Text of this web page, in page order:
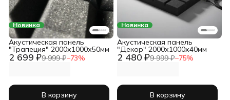
Новинка
2 699 ₽9 999 ₽−73%
Акустическая панель
"Трапеция" 2000х1000х50мм
В корзину
Новинка
2 480 ₽9 999 ₽−75%
Акустическая панель
"Декор" 2000х1000х40мм
В корзину